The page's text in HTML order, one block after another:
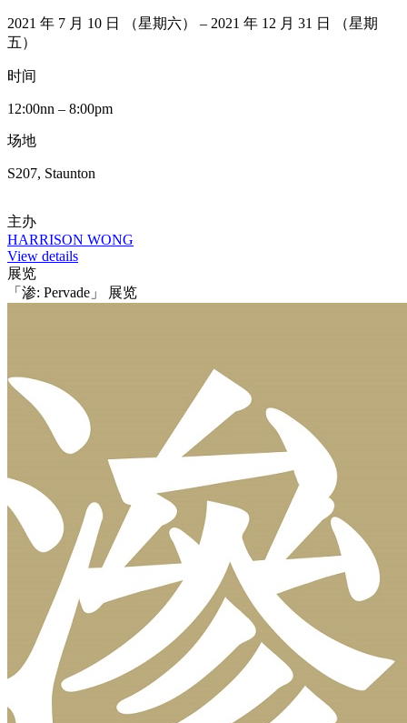
2021 年 7 月 10 日 （星期六） – 2021 年 12 月 31 日 （星期
五）
时间
12:00nn – 8:00pm
场地
S207, Staunton
主办
HARRISON WONG
View details
展览
「渗: Pervade」 展览